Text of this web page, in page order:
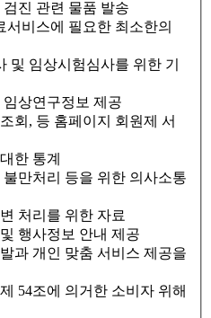
검진 관련 물품 발송
서비스에 필요한 최소한의
및 임상시험심사를 위한 기
임상연구정보 제공
회, 등 홈페이지 회원제 서
한 통계
불만처리 등을 위한 의사소통
처리를 위한 자료
행사정보 안내 제공
과 개인 맞춤 서비스 제공을
54조에 의거한 소비자 위해